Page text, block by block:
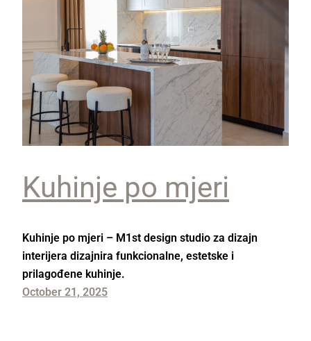
Kuhinje po mjeri
Kuhinje po mjeri – M1st design studio za dizajn
interijera dizajnira funkcionalne, estetske i
prilagođene kuhinje.
October 21, 2025